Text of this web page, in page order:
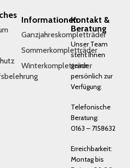
Informationen
Ganzjahreskompletträder
Sommerkompletträder
Winterkompletträder
Kontakt &
Beratung
Unser Team
steht Ihnen
gerne
persönlich zur
Verfügung:
Telefonische
Beratung:
0163 – 7158632
Erreichbarkeit:
Montag bis